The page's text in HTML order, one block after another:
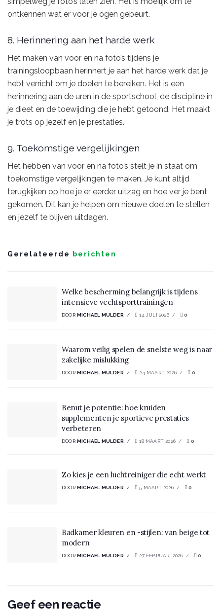
ontkennen wat er voor je ogen gebeurt.
8. Herinnering aan het harde werk
Het maken van voor en na foto’s tijdens je
trainingsloopbaan herinnert je aan het harde werk dat je
hebt verricht om je doelen te bereiken. Het is een
herinnering aan de uren in de sportschool, de discipline in
je dieet en de toewijding die je hebt getoond. Het maakt
je trots op jezelf en je prestaties.
9. Toekomstige vergelijkingen
Het hebben van voor en na foto’s stelt je in staat om
toekomstige vergelijkingen te maken. Je kunt altijd
terugkijken op hoe je er eerder uitzag en hoe ver je bent
gekomen. Dit kan je helpen om nieuwe doelen te stellen
en jezelf te blijven uitdagen.
Gerelateerde berichten
Welke bescherming belangrijk is tijdens
intensieve vechtsporttrainingen
DOOR MICHAEL MULDER 14 JULI 2026 0
Waarom veilig spelen de snelste weg is naar
zakelijke mislukking
DOOR MICHAEL MULDER 24 MAART 2026 0
Benut je potentie: hoe kruiden
supplementen je sportieve prestaties
verbeteren
DOOR MICHAEL MULDER 18 MAART 2026 0
Zo kies je een luchtreiniger die echt werkt
DOOR MICHAEL MULDER 5 MAART 2026 0
Badkamer kleuren en -stijlen: van beige tot
modern
DOOR MICHAEL MULDER 27 FEBRUARI 2026 0
Geef een reactie